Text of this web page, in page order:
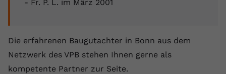
- Fr. P. L. im März 2001
Die erfahrenen Baugutachter in Bonn aus dem
Netzwerk des VPB stehen Ihnen gerne als
kompetente Partner zur Seite.